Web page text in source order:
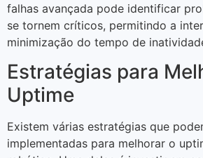
falhas avançada pode identificar
se tornem críticos, permitindo a
minimização do tempo de
Estratégias para
Uptime
Existem várias estratégias que
implementadas para melhorar o